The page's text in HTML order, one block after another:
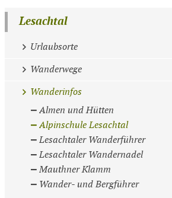
Lesachtal
Urlaubsorte
Wanderwege
Wanderinfos
Almen und Hütten
Alpinschule Lesachtal
Lesachtaler Wanderführer
Lesachtaler Wandernadel
Mauthner Klamm
Wander- und Bergführer